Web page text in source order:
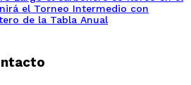
el Torneo Intermedio con
de la Tabla Anual